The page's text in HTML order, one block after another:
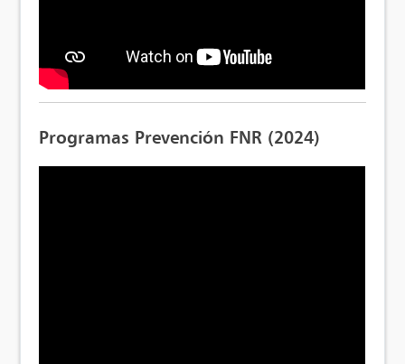
Programas Prevención FNR (2024)